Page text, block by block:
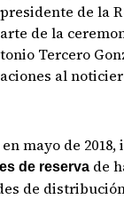
de la
de la
Tercero
al
mayo de 2018,
de reserva de
de